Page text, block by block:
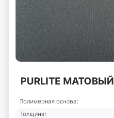
PURLITE МАТОВЫЙ
Полимерная основа:
Толщина: